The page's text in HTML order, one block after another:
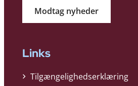
Modtag nyheder
Links
Tilgængelighedserklæring